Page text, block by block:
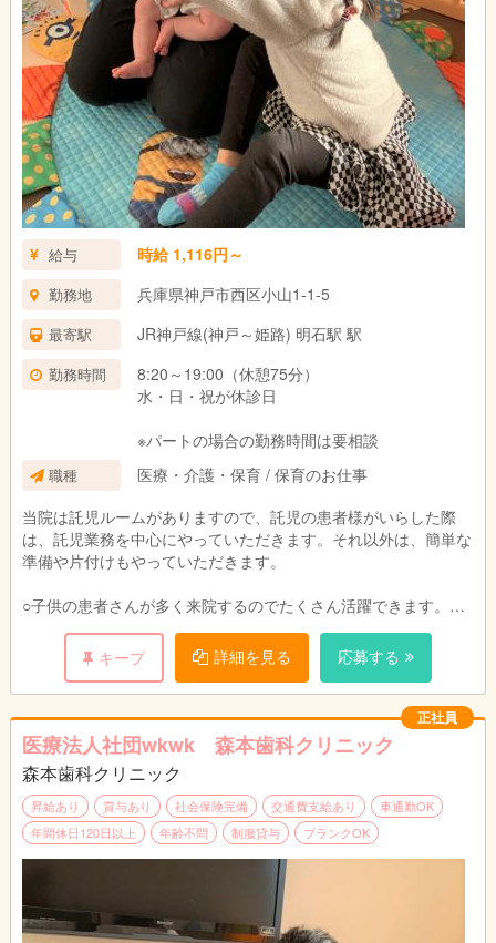
給与 時給 1,116円～
勤務地 兵庫県神戸市西区小山1-1-5
最寄駅 JR神戸線(神戸～姫路) 明石駅 駅
勤務時間
8:20～19:00（休憩75分）
水・日・祝が休診日
※パートの場合の勤務時間は要相談
職種
医療・介護・保育 / 保育のお仕事
当院は託児ルームがありますので、託児の患者様がいらした際
は、託児業務を中心にやっていただきます。それ以外は、簡単な
準備や片付けもやっていただきます。
○子供の患者さんが多く来院するのでたくさん活躍できます。
○院内勉強会、院外研修など充実しています！
○希望者には資格取得のチャンスもあります。
○イベント企画・運用
キープ 詳細を見る 応募する
正社員
医療法人社団wkwk 森本歯科クリニック
森本歯科クリニック
昇給あり 賞与あり 社会保険完備 交通費支給あり
車通勤OK
年間休日120日以上
年齢不問 制服貸与 ブランクOK